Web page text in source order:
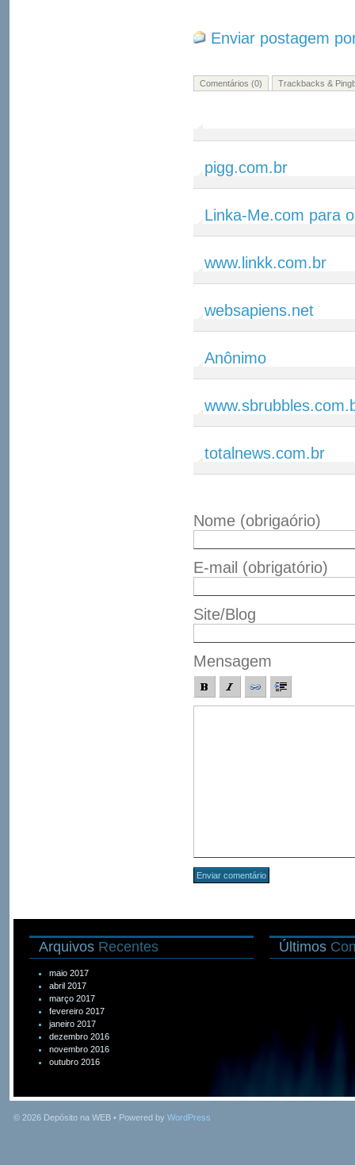
Enviar postagem
Comentários (0) Trackbacks &
pigg.com.br
Linka-Me.com para
www.linkk.com.br
websapiens.net
Anônimo
totalnews.com.br
Nome (obrigaório)
E-mail (obrigatório)
Site/Blog
Mensagem
Arquivos Recentes
maio 2017
abril 2017
março 2017
fevereiro 2017
janeiro 2017
dezembro 2016
novembro 2016
outubro 2016
Últimos
© 2026 Depósito na WEB • Powered by WordPress